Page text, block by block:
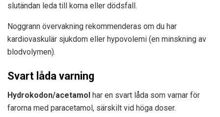
slutändan leda till koma eller dödsfall.
Noggrann övervakning rekommenderas om du har
kardiovaskulär sjukdom eller hypovolemi (en minskning av
blodvolymen).
Svart låda varning
Hydrokodon/acetamol har en svart låda som varnar för
farorna med paracetamol, särskilt vid höga doser.